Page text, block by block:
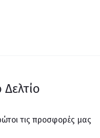
τις προσφορές μας